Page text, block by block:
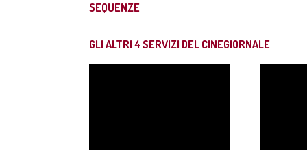
SEQUENZE
GLI ALTRI 4SERVIZI DEL CINEGIORNALE